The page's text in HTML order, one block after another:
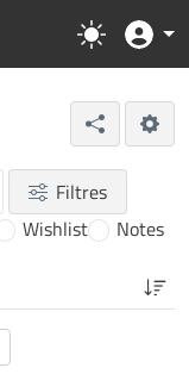
Filtres
Wishlist Notes